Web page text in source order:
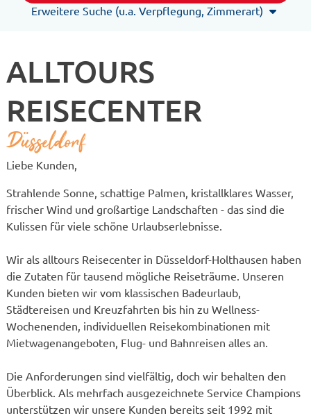
Erweitere Suche (u.a. Verpflegung, Zimmerart)
ALLTOURS
REISECENTER
Düsseldorf
Liebe Kunden,
Strahlende Sonne, schattige Palmen, kristallklares Wasser,
frischer Wind und großartige Landschaften - das sind die
Kulissen für viele schöne Urlaubserlebnisse.
Wir als alltours Reisecenter in Düsseldorf-Holthausen haben
die Zutaten für tausend mögliche Reiseträume. Unseren
Kunden bieten wir vom klassischen Badeurlaub,
Städtereisen und Kreuzfahrten bis hin zu Wellness-
Wochenenden, individuellen Reisekombinationen mit
Mietwagenangeboten, Flug- und Bahnreisen alles an.
Die Anforderungen sind vielfältig, doch wir behalten den
Überblick. Als mehrfach ausgezeichnete Service Champions
unterstützen wir unsere Kunden bereits seit 1992 mit